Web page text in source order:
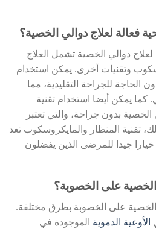
فعالة لعلاج دوالي الخصية؟
دوالي الخصية تشمل العلاج
وتقنيات أخرى. يمكن استخدام
الحاجة للجراحة التقليدية، مما
كما يمكن أيضا استخدام تقنية
الخصية بدون جراحة، والتي تعتبر
تقنية المنظار والمايكروسكوب تعد
جيدا للمرضى الذين يفضلون
على الخصوبة؟
على الخصوبة بطرق مختلفة.
الأوعية الدموية الموجودة في